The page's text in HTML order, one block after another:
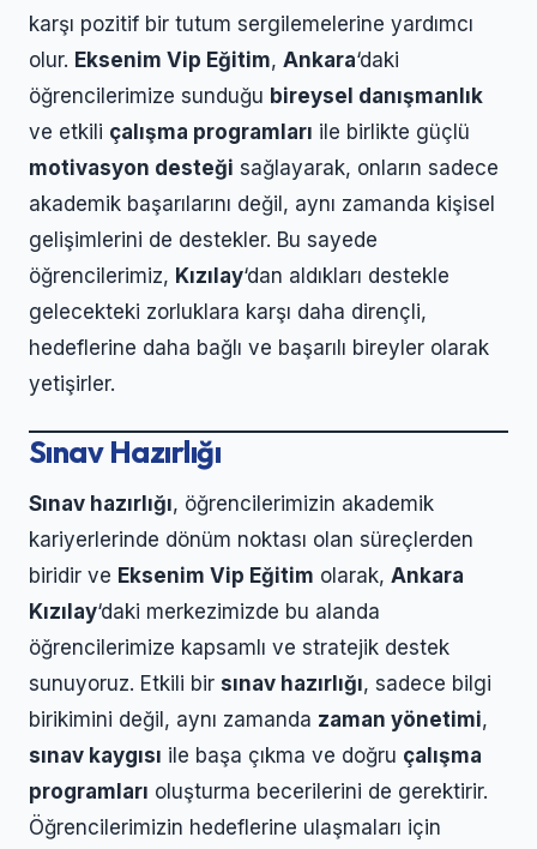
karşı pozitif bir tutum sergilemelerine yardımcı
olur. Eksenim Vip Eğitim, Ankara‘daki
öğrencilerimize sunduğu bireysel danışmanlık
ve etkili çalışma programları ile birlikte güçlü
motivasyon desteği sağlayarak, onların sadece
akademik başarılarını değil, aynı zamanda kişisel
gelişimlerini de destekler. Bu sayede
öğrencilerimiz, Kızılay‘dan aldıkları destekle
gelecekteki zorluklara karşı daha dirençli,
hedeflerine daha bağlı ve başarılı bireyler olarak
yetişirler.
Sınav Hazırlığı
Sınav hazırlığı, öğrencilerimizin akademik
kariyerlerinde dönüm noktası olan süreçlerden
biridir ve Eksenim Vip Eğitim olarak, Ankara
Kızılay‘daki merkezimizde bu alanda
öğrencilerimize kapsamlı ve stratejik destek
sunuyoruz. Etkili bir sınav hazırlığı, sadece bilgi
birikimini değil, aynı zamanda zaman yönetimi,
sınav kaygısı ile başa çıkma ve doğru çalışma
programları oluşturma becerilerini de gerektirir.
Öğrencilerimizin hedeflerine ulaşmaları için